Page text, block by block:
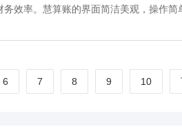
效率。慧算账的界面简洁美观，操作简
能化的特点，为企业提供精准的财务分
6 7 8 9 10